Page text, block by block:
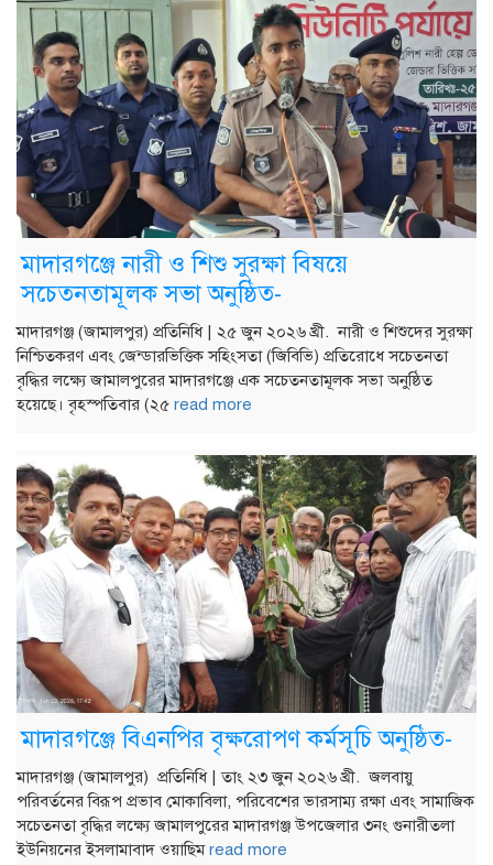
মাদারগঞ্জে নারী ও শিশু সুরক্ষা বিষয়ে
সচেতনতামূলক সভা অনুষ্ঠিত-
মাদারগঞ্জ (জামালপুর) প্রতিনিধি | ২৫ জুন ২০২৬ খ্রী. নারী ও শিশুদের সুরক্ষা
নিশ্চিতকরণ এবং জেন্ডারভিত্তিক সহিংসতা (জিবিভি) প্রতিরোধে সচেতনতা
বৃদ্ধির লক্ষ্যে জামালপুরের মাদারগঞ্জে এক সচেতনতামূলক সভা অনুষ্ঠিত
হয়েছে। বৃহস্পতিবার (২৫ read more
মাদারগঞ্জে বিএনপির বৃক্ষরোপণ কর্মসূচি অনুষ্ঠিত-
মাদারগঞ্জ (জামালপুর) প্রতিনিধি | তাং ২৩ জুন ২০২৬ খ্রী. জলবায়ু
পরিবর্তনের বিরূপ প্রভাব মোকাবিলা, পরিবেশের ভারসাম্য রক্ষা এবং সামাজিক
সচেতনতা বৃদ্ধির লক্ষ্যে জামালপুরের মাদারগঞ্জ উপজেলার ৩নং গুনারীতলা
ইউনিয়নের ইসলামাবাদ ওয়াছিমread more